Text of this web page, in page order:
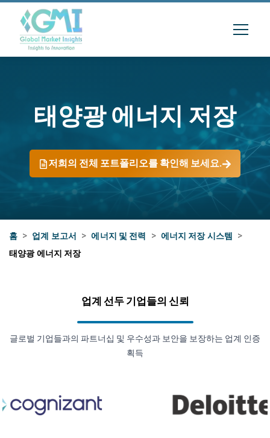
태양광 에너지 저장
저희의 전체 포트폴리오를 확인해 보세요.
홈 > 업계 보고서 > 에너지 및 전력 > 에너지 저장 시스템 >
태양광 에너지 저장
업계 선두 기업들의 신뢰
글로벌 기업들과의 파트너십 및 우수성과 보안을 보장하는 업계 인증
획득